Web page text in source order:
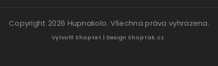
Copyright 2026 Hupnakolo. Všechna práva vyhrazena.
Vytvořil Shoptet | Design Shoptak.cz.